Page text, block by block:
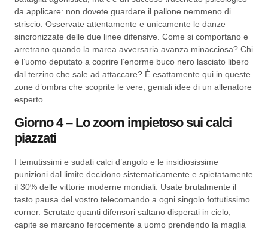
da applicare: non dovete guardare il pallone nemmeno di
striscio. Osservate attentamente e unicamente le danze
sincronizzate delle due linee difensive. Come si comportano e
arretrano quando la marea avversaria avanza minacciosa? Chi
è l’uomo deputato a coprire l’enorme buco nero lasciato libero
dal terzino che sale ad attaccare? È esattamente qui in queste
zone d’ombra che scoprite le vere, geniali idee di un allenatore
esperto.
Giorno 4 – Lo zoom impietoso sui calci
piazzati
I temutissimi e sudati calci d’angolo e le insidiosissime
punizioni dal limite decidono sistematicamente e spietatamente
il 30% delle vittorie moderne mondiali. Usate brutalmente il
tasto pausa del vostro telecomando a ogni singolo fottutissimo
corner. Scrutate quanti difensori saltano disperati in cielo,
capite se marcano ferocemente a uomo prendendo la maglia